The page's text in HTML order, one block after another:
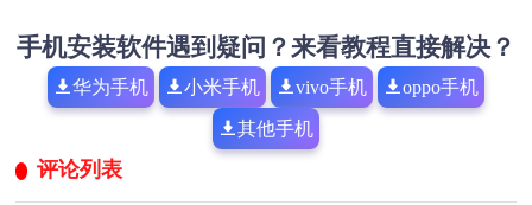
手机安装软件遇到疑问？来看教程直接解决？
华为手机 小米手机 vivo手机 oppo手机
其他手机
评论列表